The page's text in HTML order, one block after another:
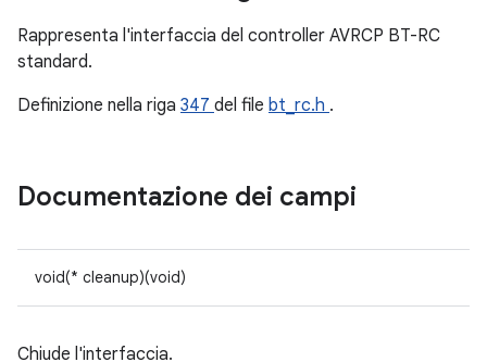
Rappresenta l'interfaccia del controller AVRCP BT-RC
standard.
Definizione nella riga 347 del file bt_rc.h .
Documentazione dei campi
void(* cleanup)(void)
Chiude l'interfaccia.